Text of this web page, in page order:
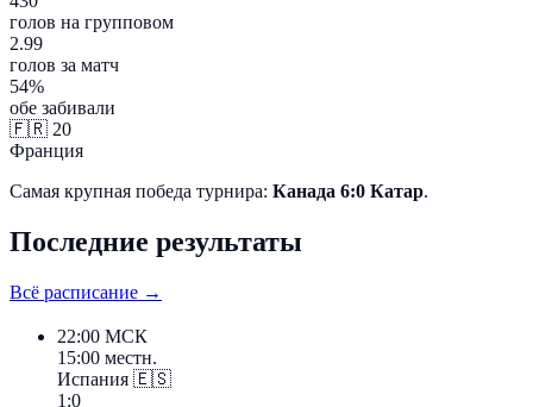
голов на групповом
2.99
голов за матч
54%
обе забивали
🇫🇷 20
Франция
Самая крупная победа турнира: Канада 6:0 Катар.
Последние результаты
Всё расписание →
22:00 МСК
15:00 местн.
Испания 🇪🇸
1:0